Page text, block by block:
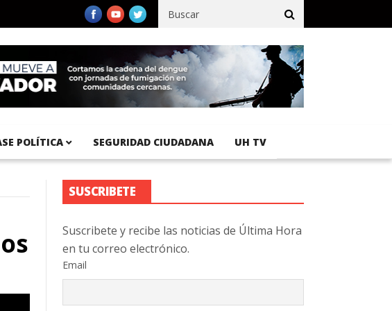
del Pacífico registra 92 % de avance en obras de terracería
POLÍTICA SEGURIDAD CIUDADANA UH TV
SUSCRIBETE
Suscribete y recibe las noticias de Última Hora
en tu correo electrónico.
Email